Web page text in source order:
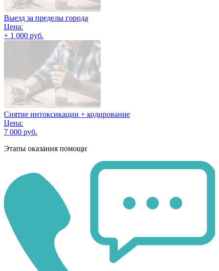
Выезд за пределы города
Цена:
+ 1 000 руб.
Снятие интоксикации + кодирование
Цена:
7 000 руб.
Этапы оказания помощи